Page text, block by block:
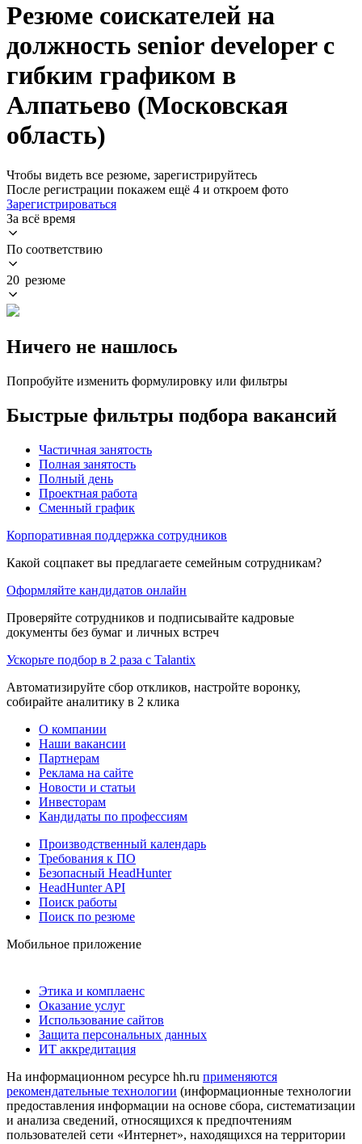
Резюме соискателей на
должность senior developer с
гибким графиком в
Алпатьево (Московская
область)
Чтобы видеть все резюме, зарегистрируйтесь
После регистрации покажем ещё 4 и откроем фото
Зарегистрироваться
За всё время
По соответствию
20 резюме
Ничего не нашлось
Попробуйте изменить формулировку или фильтры
Быстрые фильтры подбора вакансий
Частичная занятость
Полная занятость
Полный день
Проектная работа
Сменный график
Корпоративная поддержка сотрудников
Какой соцпакет вы предлагаете семейным сотрудникам?
Оформляйте кандидатов онлайн
Проверяйте сотрудников и подписывайте кадровые
документы без бумаг и личных встреч
Ускорьте подбор в 2 раза с Talantix
Автоматизируйте сбор откликов, настройте воронку,
собирайте аналитику в 2 клика
О компании
Наши вакансии
Партнерам
Реклама на сайте
Новости и статьи
Инвесторам
Кандидаты по профессиям
Производственный календарь
Требования к ПО
Безопасный HeadHunter
HeadHunter API
Поиск работы
Поиск по резюме
Мобильное приложение
Этика и комплаенс
Оказание услуг
Использование сайтов
Защита персональных данных
ИТ аккредитация
На информационном ресурсе hh.ru применяются
рекомендательные технологии (информационные технологии
предоставления информации на основе сбора, систематизации
и анализа сведений, относящихся к предпочтениям
пользователей сети «Интернет», находящихся на территории